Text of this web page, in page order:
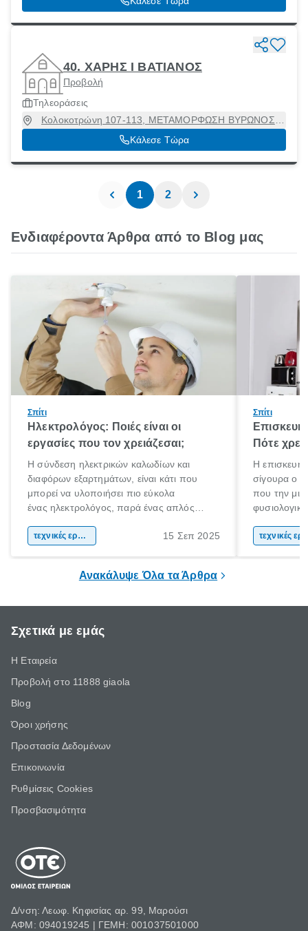
40. ΧΑΡΗΣ I ΒΑΤΙΑΝΟΣ
Προβολή
Τηλεοράσεις
Κολοκοτρώνη 107-113, ΜΕΤΑΜΟΡΦΩΣΗ ΒΥΡΩΝΟΣ,
Βύρωνας, Αττική, 16232
Κάλεσε Τώρα
1 2
Ενδιαφέροντα Άρθρα από το Blog μας
Σπίτι
Ηλεκτρολόγος: Ποιές είναι οι
εργασίες που τον χρειάζεσαι;
Η σύνδεση ηλεκτρικών καλωδίων και
διαφόρων εξαρτημάτων, είναι κάτι που
μπορεί να υλοποιήσει πιο εύκολα
ένας ηλεκτρολόγος, παρά ένας απλός
περίπλοκα και επικίνδυνα. Αν έχεις στο νου
ηλεκτρολόγου είναι πιθανόν απαραίτητη.
τεχνικές εργασίες 15 Σεπ 2025
Σπίτι
Πότε
Η επισκευή
σίγουρα ο
που την μια
Ανακάλυψε Όλα τα Άρθρα
Σχετικά με εμάς
Η Εταιρεία
Προβολή στο 11888 giaola
Blog
Όροι χρήσης
Προστασία Δεδομένων
Επικοινωνία
Ρυθμίσεις Cookies
Προσβασιμότητα
Δ/νση: Λεωφ. Κηφισίας αρ. 99, Μαρούσι
ΑΦΜ: 094019245 | ΓΕΜΗ: 001037501000